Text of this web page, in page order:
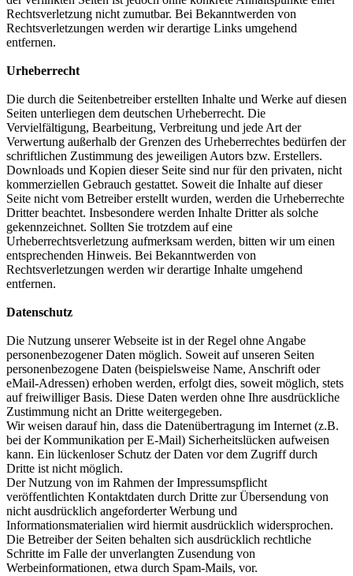
Rechtsverletzung nicht zumutbar. Bei Bekanntwerden von
Rechtsverletzungen werden wir derartige Links umgehend
entfernen.
Urheberrecht
Die durch die Seitenbetreiber erstellten Inhalte und Werke auf diesen
Seiten unterliegen dem deutschen Urheberrecht. Die
Vervielfältigung, Bearbeitung, Verbreitung und jede Art der
Verwertung außerhalb der Grenzen des Urheberrechtes bedürfen der
schriftlichen Zustimmung des jeweiligen Autors bzw. Erstellers.
Downloads und Kopien dieser Seite sind nur für den privaten, nicht
kommerziellen Gebrauch gestattet. Soweit die Inhalte auf dieser
Seite nicht vom Betreiber erstellt wurden, werden die Urheberrechte
Dritter beachtet. Insbesondere werden Inhalte Dritter als solche
gekennzeichnet. Sollten Sie trotzdem auf eine
Urheberrechtsverletzung aufmerksam werden, bitten wir um einen
entsprechenden Hinweis. Bei Bekanntwerden von
Rechtsverletzungen werden wir derartige Inhalte umgehend
entfernen.
Datenschutz
Die Nutzung unserer Webseite ist in der Regel ohne Angabe
personenbezogener Daten möglich. Soweit auf unseren Seiten
personenbezogene Daten (beispielsweise Name, Anschrift oder
eMail-Adressen) erhoben werden, erfolgt dies, soweit möglich, stets
auf freiwilliger Basis. Diese Daten werden ohne Ihre ausdrückliche
Zustimmung nicht an Dritte weitergegeben.
Wir weisen darauf hin, dass die Datenübertragung im Internet (z.B.
bei der Kommunikation per E-Mail) Sicherheitslücken aufweisen
kann. Ein lückenloser Schutz der Daten vor dem Zugriff durch
Dritte ist nicht möglich.
Der Nutzung von im Rahmen der Impressumspflicht
veröffentlichten Kontaktdaten durch Dritte zur Übersendung von
nicht ausdrücklich angeforderter Werbung und
Informationsmaterialien wird hiermit ausdrücklich widersprochen.
Die Betreiber der Seiten behalten sich ausdrücklich rechtliche
Schritte im Falle der unverlangten Zusendung von
Werbeinformationen, etwa durch Spam-Mails, vor.